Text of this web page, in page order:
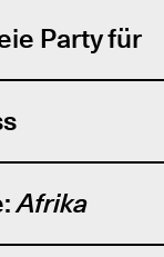
Party für
Afrika